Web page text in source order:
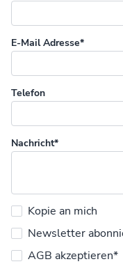
E-Mail Adresse*
Telefon
Nachricht*
Kopie an mich
Newsletter
AGB akzeptieren*